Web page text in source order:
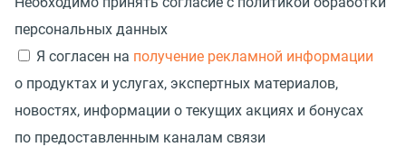
персональных данных
Я согласен на получение рекламной информации
о продуктах и услугах, экспертных материалов,
новостях, информации о текущих акциях и бонусах
по предоставленным каналам связи